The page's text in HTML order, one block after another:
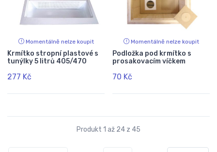
Momentálně nelze koupit
Krmítko stropní plastové s
tunýlky 5 litrů 405/470
277 Kč
Momentálně nelze koupit
Podložka pod krmítko s
prosakovacím víčkem
70 Kč
Produkt 1 až 24 z 45